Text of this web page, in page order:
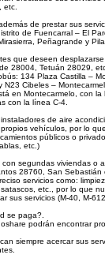
etc.
de prestar sus
de Fuencarral – El
Peñagrande y
que deseen
28004, Tetuán 28029,
134 Plaza Castilla –
N23 Cibeles –
en Montecarmelo, con la
con la línea C-4.
de aire
vehículos, por lo
públicos o
etc.)
segundas viviendas o
28760, San
servicios como:
etc., por lo que
sus servicios (M-40, M-
se paga?.
podrán encontrar
siempre acercar sus